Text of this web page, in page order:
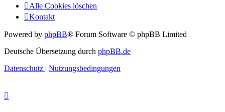
Alle Cookies löschen
Kontakt
Powered by phpBB® Forum Software © phpBB Limited
Deutsche Übersetzung durch phpBB.de
Datenschutz | Nutzungsbedingungen